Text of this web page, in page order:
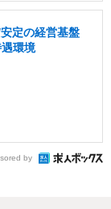
定の経営基盤
環境
by